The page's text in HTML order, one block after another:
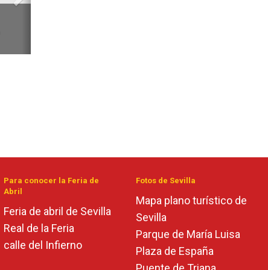
Para conocer la Feria de
Abril
Feria de abril de Sevilla
Real de la Feria
calle del Infierno
Fotos de Sevilla
Mapa plano turístico de
Sevilla
Parque de María Luisa
Plaza de España